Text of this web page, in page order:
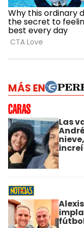
MÁS EN
Las